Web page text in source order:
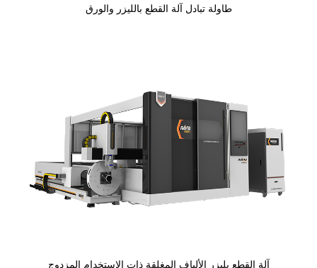
طاولة تبادل آلة القطع بالليزر والورق
آلة القطع بليزر الألياف المغلقة ذات الاستخدام المزدوج